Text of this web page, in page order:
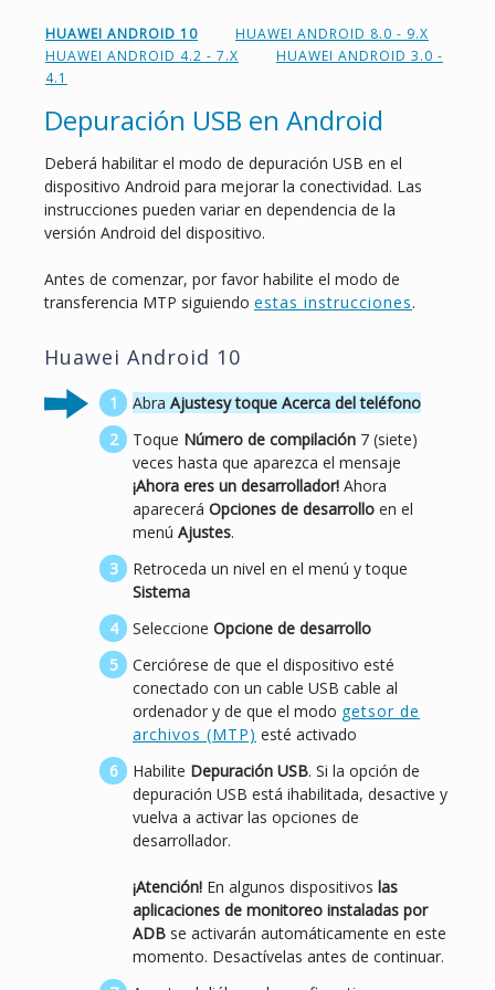
HUAWEI ANDROID 10
HUAWEI ANDROID 8.0 - 9.X
HUAWEI ANDROID 4.2 - 7.X
HUAWEI ANDROID 3.0 -
4.1
Depuración USB en Android
Deberá habilitar el modo de depuración USB en el
dispositivo Android para mejorar la conectividad. Las
instrucciones pueden variar en dependencia de la
versión Android del dispositivo.
Antes de comenzar, por favor habilite el modo de
transferencia MTP siguiendo estas instrucciones.
Huawei Android 10
Abra Ajustesy toque Acerca del teléfono
Toque Número de compilación 7 (siete)
veces hasta que aparezca el mensaje
¡Ahora eres un desarrollador! Ahora
aparecerá Opciones de desarrollo en el
menú Ajustes.
Retroceda un nivel en el menú y toque
Sistema
Seleccione Opcione de desarrollo
Cerciórese de que el dispositivo esté
conectado con un cable USB cable al
ordenador y de que el modo getsor de
archivos (MTP) esté activado
Habilite Depuración USB. Si la opción de
depuración USB está ihabilitada, desactive y
vuelva a activar las opciones de
desarrollador.
¡Atención! En algunos dispositivos las
aplicaciones de monitoreo instaladas por
ADB se activarán automáticamente en este
momento. Desactívelas antes de continuar.